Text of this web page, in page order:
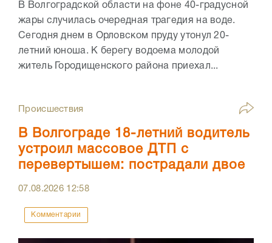
В Волгоградской области на фоне 40-градусной
жары случилась очередная трагедия на воде.
Сегодня днем в Орловском пруду утонул 20-
летний юноша. К берегу водоема молодой
житель Городищенского района приехал...
Происшествия
В Волгограде 18-летний водитель
устроил массовое ДТП с
перевертышем: пострадали двое
07.08.2026 12:58
Комментарии